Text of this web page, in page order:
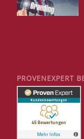
PROVENEXPERT